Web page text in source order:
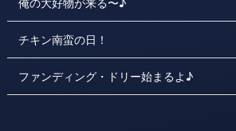
チキン南蛮の日！
ファンディング・ドリー始まるよ♪